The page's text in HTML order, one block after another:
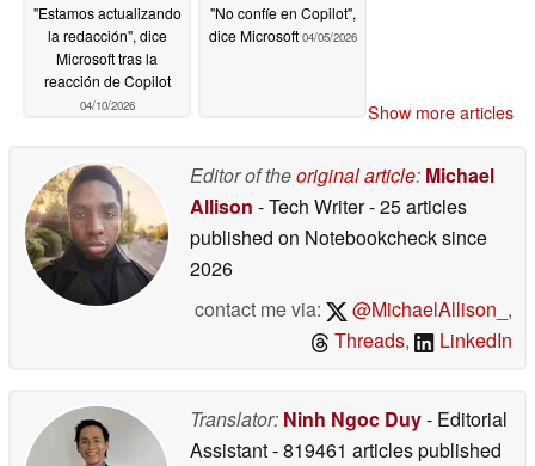
"Estamos actualizando
la redacción", dice
Microsoft tras la
reacción de Copilot
04/10/2026
"No confíe en Copilot",
dice Microsoft 04/05/2026
Show more articles
Editor of theoriginal article: Michael
Allison - Tech Writer- 25 articles
published on Notebookchecksince
2026
contact me via:
@MichaelAllison_ ,
Threads, LinkedIn
Translator: Ninh Ngoc Duy- Editorial
Assistant- 819461 articles published